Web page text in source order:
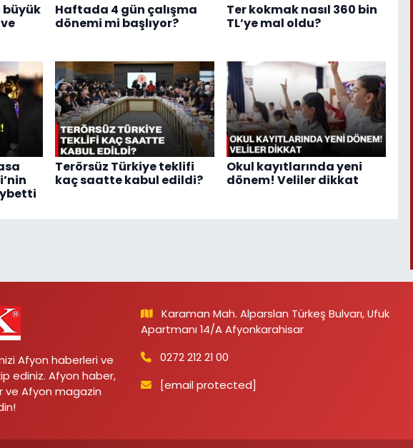
büyük
Haftada 4 gün çalışma
dönemi mi başlıyor?
Ter kokmak nasıl 360 bin
TL’ye mal oldu?
Terörsüz Türkiye teklifi
kaç saatte kabul edildi?
Okul kayıtlarında yeni
dönem! Veliler dikkat
Afyon haberleri ve
ediniz. Afyon haber,
ve Afyon magazin
Karaman Mah. Alparslan Türkeş Bulvarı, Ufuk
Apartmanı 14/A Afyonkarahisar
0272 212 21 00
[email protected]